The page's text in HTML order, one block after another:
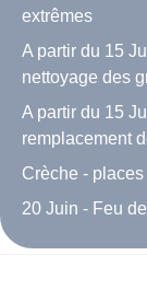
extrêmes
A partir du 15
nettoyage des
A partir du 15
remplacement
Crèche -
20 Juin - Feu